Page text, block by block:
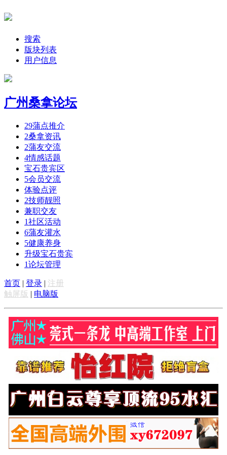
搜索
版块列表
用户信息
广州桑拿论坛
29蒲点推介
2桑拿资讯
2蒲友交流
4情感话题
宝石贵宾区
5会员交流
体验点评
2技师靓照
兼职交友
1社区活动
6蒲友灌水
5健康养身
升级宝石贵宾
1论坛管理
首页 | 登录 | 注册
触屏版 | 电脑版